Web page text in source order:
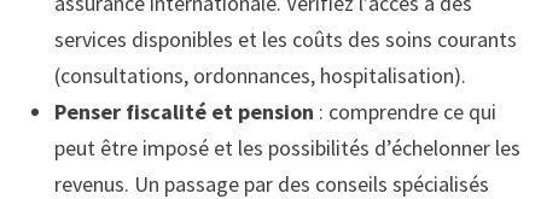
services disponibles et les coûts des soins courants
(consultations, ordonnances, hospitalisation).
Penser fiscalité et pension : comprendre ce qui
peut être imposé et les possibilités d’échelonner les
revenus. Un passage par des conseils spécialisés